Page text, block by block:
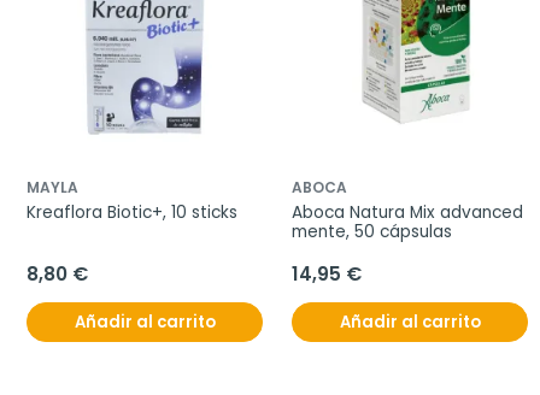
MAYLA
Kreaflora Biotic+, 10 sticks
8,80 €
Añadir al carrito
ABOCA
Aboca Natura Mix advanced
mente, 50 cápsulas
14,95 €
Añadir al carrito